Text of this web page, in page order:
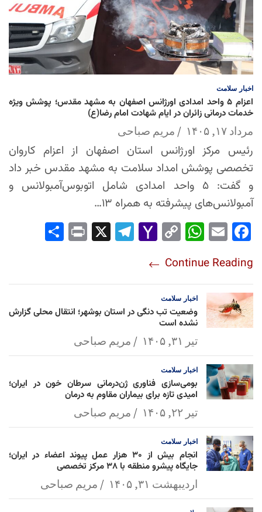
اخبار سلامت
اعزام ۵ واحد امدادی اورژانس اصفهان به مشهد مقدس؛ پوشش ویژه
خدمات درمانی زائران در ایام شهادت امام رضا(ع)
مرداد ۱۷, ۱۴۰۵ مریم صباحی
رئیس مرکز اورژانس استان اصفهان از اعزام کاروان
تخصصی پوشش امداد سلامت به مشهد مقدس خبر داد
و گفت: ۵ واحد امدادی شامل اتوبوس‌آمبولانس و
آمبولانس‌های پیشرفته به همراه ۱۳…
Fac
ok
Em
Wh
Ap
p
Co
Lin
k
Yah
l
Tel
Pri
Continue Reading
اخبار سلامت
وضعیت تب دنگی در استان بوشهر؛ انتقال محلی گزارش
نشده است
تیر ۳۱, ۱۴۰۵ مریم صباحی
اخبار سلامت
بومی‌سازی فناوری ژن‌درمانی سرطان خون در ایران؛
امیدی تازه برای بیماران مقاوم به درمان
تیر ۲۲, ۱۴۰۵ مریم صباحی
اخبار سلامت
انجام بیش از ۳۰ هزار عمل پیوند اعضاء در ایران؛
جایگاه پیشرو منطقه با ۳۸ مرکز تخصصی
اردیبهشت ۳۱, ۱۴۰۵ مریم صباحی